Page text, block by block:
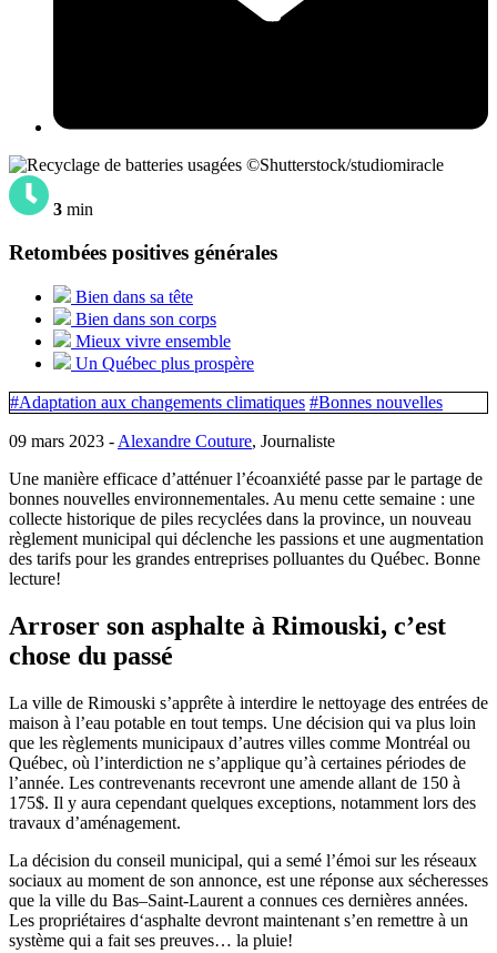
©Shutterstock/studiomiracle
3 min
Retombées positives générales
Bien dans sa tête
Bien dans son corps
Mieux vivre ensemble
Un Québec plus prospère
#Adaptation aux changements climatiques #Bonnes nouvelles
09 mars 2023 -Alexandre Couture, Journaliste
Une manière efficace d’atténuer l’écoanxiété passe par le partage de
bonnes nouvelles environnementales. Au menu cette semaine : une
collecte historique de piles recyclées dans la province, un nouveau
règlement municipal qui déclenche les passions et une augmentation
des tarifs pour les grandes entreprises polluantes du Québec. Bonne
lecture!
Arroser son asphalte à Rimouski, c’est
chose du passé
La ville de Rimouski s’apprête à interdire le nettoyage des entrées de
maison à l’eau potable en tout temps. Une décision qui va plus loin
que les règlements municipaux d’autres villes comme Montréal ou
Québec, où l’interdiction ne s’applique qu’à certaines périodes de
l’année. Les contrevenants recevront une amende allant de 150 à
175$. Il y aura cependant quelques exceptions, notamment lors des
travaux d’aménagement.
La décision du conseil municipal, qui a semé l’émoi sur les réseaux
sociaux au moment de son annonce, est une réponse aux sécheresses
que la ville du Bas–Saint-Laurent a connues ces dernières années.
Les propriétaires d‘asphalte devront maintenant s’en remettre à un
système qui a fait ses preuves… la pluie!